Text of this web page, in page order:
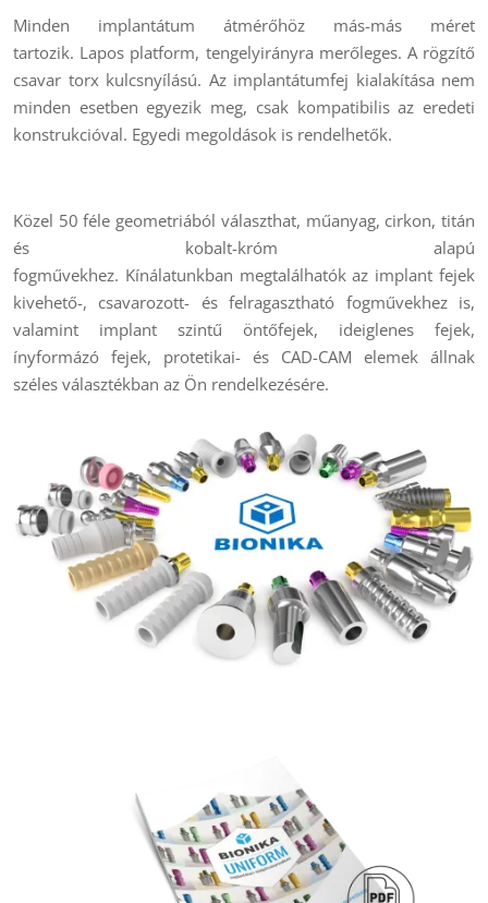
Minden implantátum átmérőhöz más-más méret
tartozik. Lapos platform, tengelyirányra merőleges. A rögzítő
csavar torx kulcsnyílású. Az implantátumfej kialakítása nem
minden esetben egyezik meg, csak kompatibilis az eredeti
konstrukcióval. Egyedi megoldások is rendelhetők.
Közel 50 féle geometriából választhat, műanyag, cirkon, titán
és kobalt-króm alapú
fogművekhez. Kínálatunkban megtalálhatók az implant fejek
kivehető-, csavarozott- és felragasztható fogművekhez is,
valamint implant szintű öntőfejek, ideiglenes fejek,
ínyformázó fejek, protetikai- és CAD-CAM elemek állnak
széles választékban az Ön rendelkezésére.